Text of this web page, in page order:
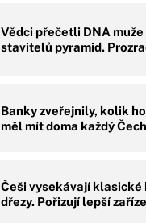
Vědci přečetli DNA muže
stavitelů pyramid.
Banky zveřejnily, kolik
měl mít doma každý
Češi vysekávají klasické
dřezy. Pořizují lepší